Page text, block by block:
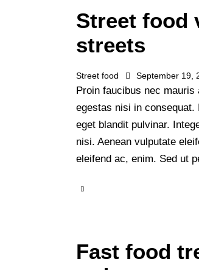
Street food
streets
Street food September 19,
Proin faucibus nec
egestas nisi in
eget blandit pulvinar.
nisi. Aenean vulputate
eleifend ac, enim. Sed ut
Fast food